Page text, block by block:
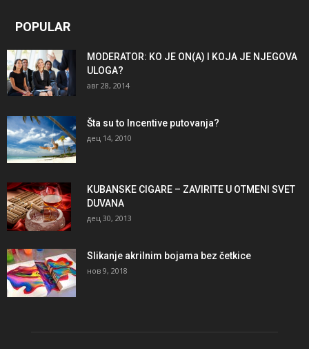
POPULAR
MODERATOR: KO JE ON(A) I KOJA JE NJEGOVA
ULOGA?
авг 28, 2014
Šta su to Incentive putovanja?
дец 14, 2010
KUBANSKE CIGARE – ZAVIRITE U OTMENI SVET
DUVANA
дец 30, 2013
Slikanje akrilnim bojama bez četkice
нов 9, 2018